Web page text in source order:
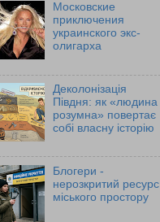
Московские
приключения
украинского экс-
олигарха
Деколонізація
Півдня: як «людина
розумна» повертає
собі власну історію
Блогери -
нерозкритий ресурс
міського простору